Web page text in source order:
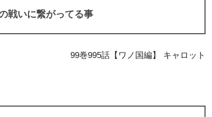
戦いに繋がってる事
99巻995話【ワノ国編】 キャロット